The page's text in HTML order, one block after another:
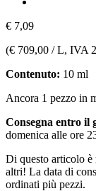
€ 7,09
(€ 709,00 / L, IVA
Contenuto: 10 ml
Ancora 1 pezzo in
Consegna entro il
domenica alle ore
Di questo articolo è
altri! La data di
ordinati più pezzi.